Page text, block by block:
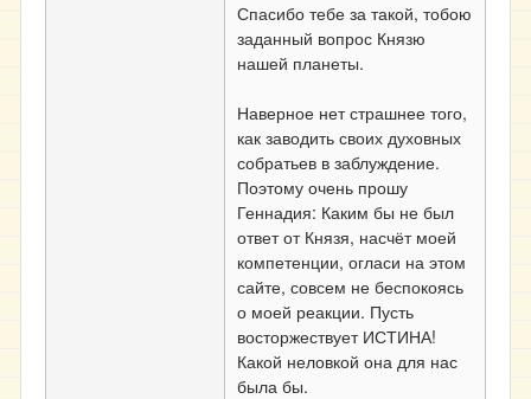
Спасибо тебе за такой, тобою
заданный вопрос Князю
нашей планеты.
Наверное нет страшнее того,
как заводить своих духовных
собратьев в заблуждение.
Поэтому очень прошу
Геннадия: Каким бы не был
ответ от Князя, насчёт моей
компетенции, огласи на этом
сайте, совсем не беспокоясь
о моей реакции. Пусть
восторжествует ИСТИНА!
Какой неловкой она для нас
была бы.